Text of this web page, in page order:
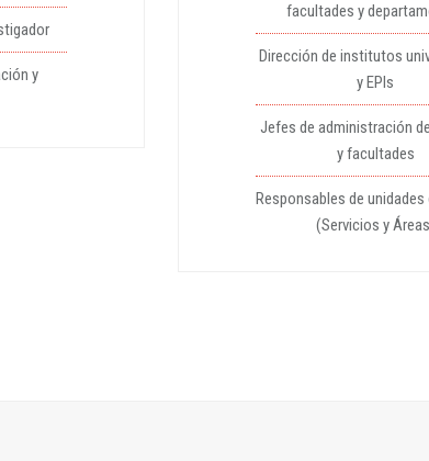
y
facultades y
Dirección de institutos
y EPIs
Jefes de administración
y facultades
Responsables de
(Servicios y